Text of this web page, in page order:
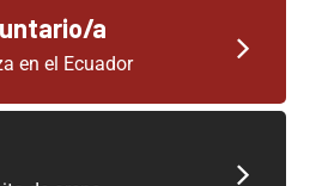
a
en el Ecuador